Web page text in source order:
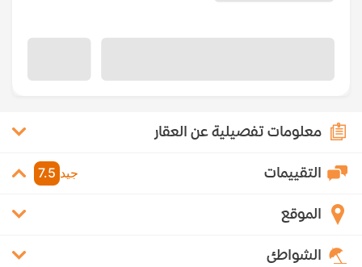
معلومات تفصيلية عن العقار
التقييمات جيد 7.5
الموقع
الشواطئ